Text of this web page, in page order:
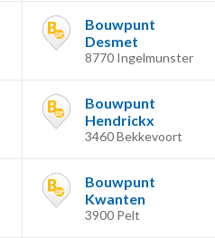
Bouwpunt
Desmet
8770 Ingelmunster
Bouwpunt
Hendrickx
3460 Bekkevoort
Bouwpunt
Kwanten
3900 Pelt